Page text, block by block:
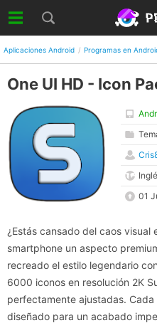
Aplicaciones Android Programas en
One UI HD - Icon
01
¿Estás cansado del caos visual
smartphone un aspecto
recreado el estilo legendario
6000 iconos en resolución 2K
perfectamente ajustadas.
diseñado para un acabado